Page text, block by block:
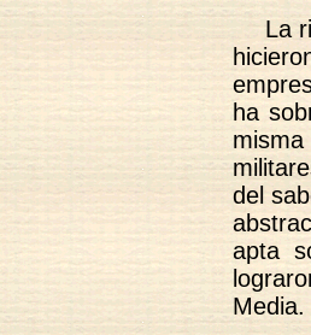
La
ha
del
apta
Media.